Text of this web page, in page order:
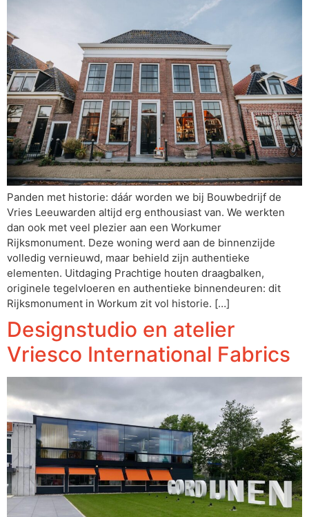
Panden met historie: dáár worden we bij Bouwbedrijf de
Vries Leeuwarden altijd erg enthousiast van. We werkten
dan ook met veel plezier aan een Workumer
Rijksmonument. Deze woning werd aan de binnenzijde
volledig vernieuwd, maar behield zijn authentieke
elementen. Uitdaging Prachtige houten draagbalken,
originele tegelvloeren en authentieke binnendeuren: dit
Rijksmonument in Workum zit vol historie. […]
Designstudio en atelier
Vriesco International Fabrics